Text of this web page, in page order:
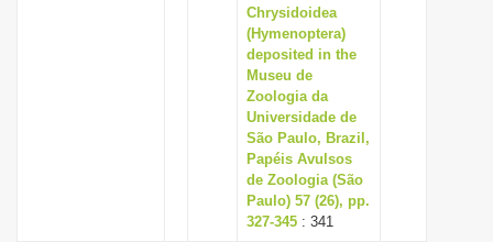
Chrysidoidea
(Hymenoptera)
deposited in the
Museu de
Zoologia da
Universidade de
São Paulo, Brazil,
Papéis Avulsos
de Zoologia (São
Paulo) 57 (26), pp.
327-345 : 341